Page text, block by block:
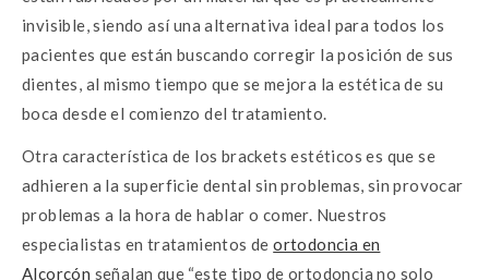
invisible, siendo así una alternativa ideal para todos los
pacientes que están buscando corregir la posición de sus
dientes, al mismo tiempo que se mejora la estética de su
boca desde el comienzo del tratamiento.
Otra característica de los brackets estéticos es que se
adhieren a la superficie dental sin problemas, sin provocar
problemas a la hora de hablar o comer. Nuestros
especialistas en tratamientos deortodoncia en
Alcorcón señalan que “este tipo de ortodoncia no solo